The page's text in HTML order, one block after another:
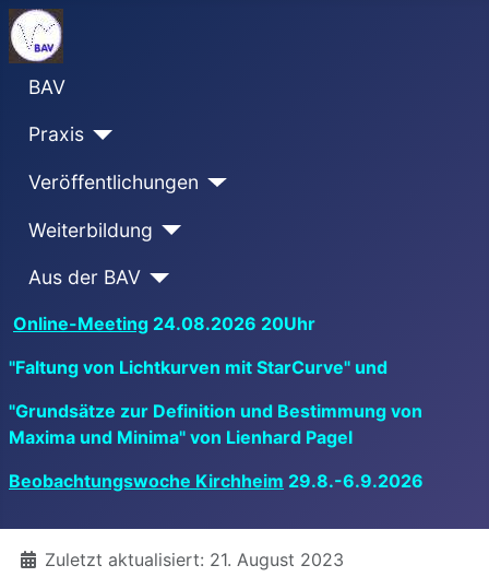
BAV
Praxis
Veröffentlichungen
Weiterbildung
Aus der BAV
Online-Meeting 24.08.2026 20Uhr
"Faltung von Lichtkurven mit StarCurve" und
"Grundsätze zur Definition und Bestimmung von
Maxima und Minima" von Lienhard Pagel
Beobachtungswoche Kirchheim 29.8.-6.9.2026
DetailsZuletzt aktualisiert: 21. August 2023